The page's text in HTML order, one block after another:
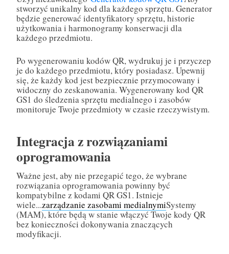
stworzyć unikalny kod dla każdego sprzętu. Generator
będzie generować identyfikatory sprzętu, historie
użytkowania i harmonogramy konserwacji dla
każdego przedmiotu.
Po wygenerowaniu kodów QR, wydrukuj je i przyczep
je do każdego przedmiotu, który posiadasz. Upewnij
się, że każdy kod jest bezpiecznie przymocowany i
widoczny do zeskanowania. Wygenerowany kod QR
GS1 do śledzenia sprzętu medialnego i zasobów
monitoruje Twoje przedmioty w czasie rzeczywistym.
Integracja z rozwiązaniami
oprogramowania
Ważne jest, aby nie przegapić tego, że wybrane
rozwiązania oprogramowania powinny być
kompatybilne z kodami QR GS1. Istnieje
wiele...zarządzanie zasobami medialnymiSystemy
(MAM), które będą w stanie włączyć Twoje kody QR
bez konieczności dokonywania znaczących
modyfikacji.